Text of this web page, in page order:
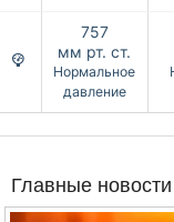
757
мм рт. ст.
Нормальное
давление
Главные новости